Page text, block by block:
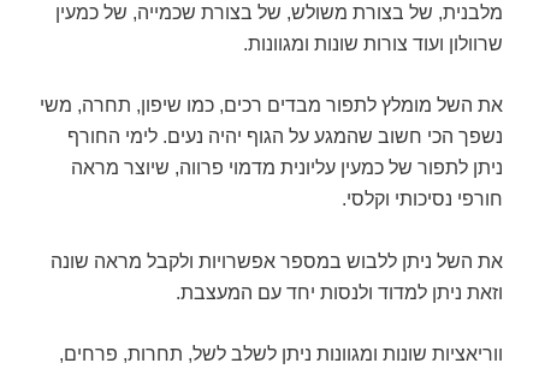
מלבנית, של בצורת משולש, של בצורת שכמייה, של כמעין
שרוולון ועוד צורות שונות ומגוונות.
את השל מומלץ לתפור מבדים רכים, כמו שיפון, תחרה, משי
נשפך הכי חשוב שהמגע על הגוף יהיה נעים. לימי החורף
ניתן לתפור של כמעין עליונית מדמוי פרווה, שיוצר מראה
חורפי נסיכותי וקלסי.
את השל ניתן ללבוש במספר אפשרויות ולקבל מראה שונה
וזאת ניתן למדוד ולנסות יחד עם המעצבת.
ווריאציות שונות ומגוונות ניתן לשלב לשל, תחרות, פרחים,